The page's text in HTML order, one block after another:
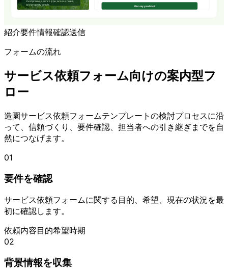
紹介要件情報確認送信
フォームの流れ
サービス依頼フォーム向けの案内型フ
ロー
造園サービス依頼フォームテンプレートの検討プロセスに沿
って、信頼づくり、要件確認、担当者への引き継ぎまでを自
然につなげます。
01
要件を確認
サービス依頼フォームに関する目的、希望、現在の状況を最
初に確認します。
依頼内容目的希望時期
02
背景情報を収集